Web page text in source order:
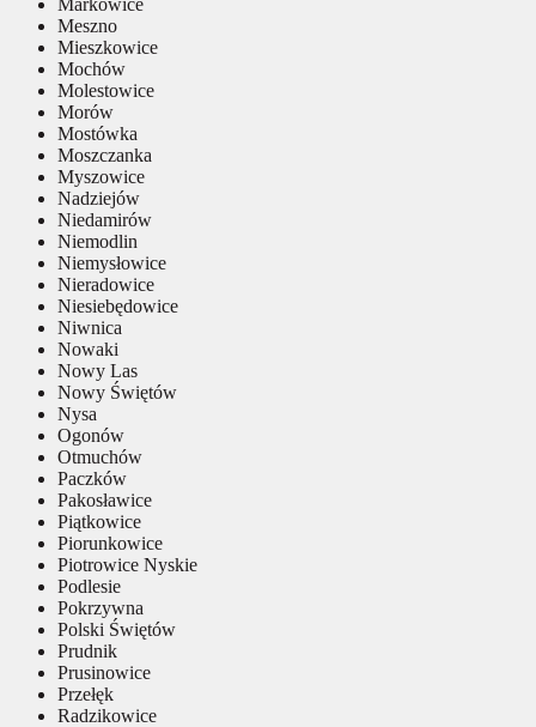
Meszno
Mieszkowice
Mochów
Molestowice
Morów
Mostówka
Moszczanka
Myszowice
Nadziejów
Niedamirów
Niemodlin
Niemysłowice
Nieradowice
Niesiebędowice
Niwnica
Nowaki
Nowy Las
Nowy Świętów
Nysa
Ogonów
Otmuchów
Paczków
Pakosławice
Piątkowice
Piorunkowice
Piotrowice Nyskie
Podlesie
Pokrzywna
Polski Świętów
Prudnik
Prusinowice
Przełęk
Radzikowice